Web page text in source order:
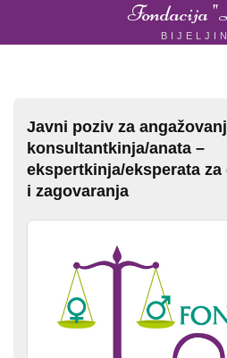
Fondacija
Bijeljina
Javni poziv za
konsultantkinja/anata –
ekspertkinja/eksperata
i zagovaranja